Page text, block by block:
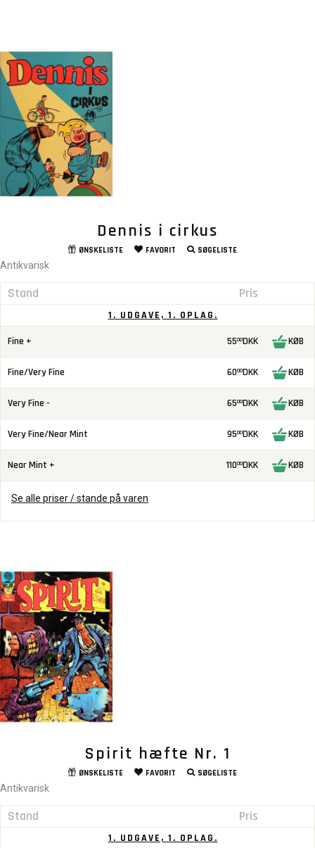
Dennis i cirkus
ØNSKELISTE FAVORIT SØGELISTE
Antikvarisk
Stand Pris
1. UDGAVE, 1. OPLAG.
Fine + 5500DKK KØB
Fine/Very Fine 6000DKK KØB
Very Fine - 6500DKK KØB
Very Fine/Near Mint 9500DKK KØB
Near Mint + 11000DKK KØB
Se alle priser / stande på varen
Spirit hæfte Nr. 1
ØNSKELISTE FAVORIT SØGELISTE
Antikvarisk
Stand Pris
1. UDGAVE, 1. OPLAG.